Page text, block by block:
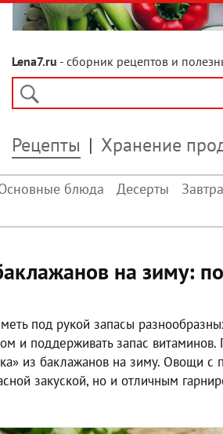
Lena7.ru - сборник рецептов и
Рецепты Хранение
блюда Десерты
на зиму:
под рукой запасы
и поддерживать запас
из баклажанов на зиму. Овощи с
закуской, но и отличным